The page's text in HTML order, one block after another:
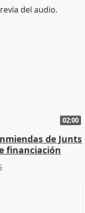
02:00
de Junts
financiación